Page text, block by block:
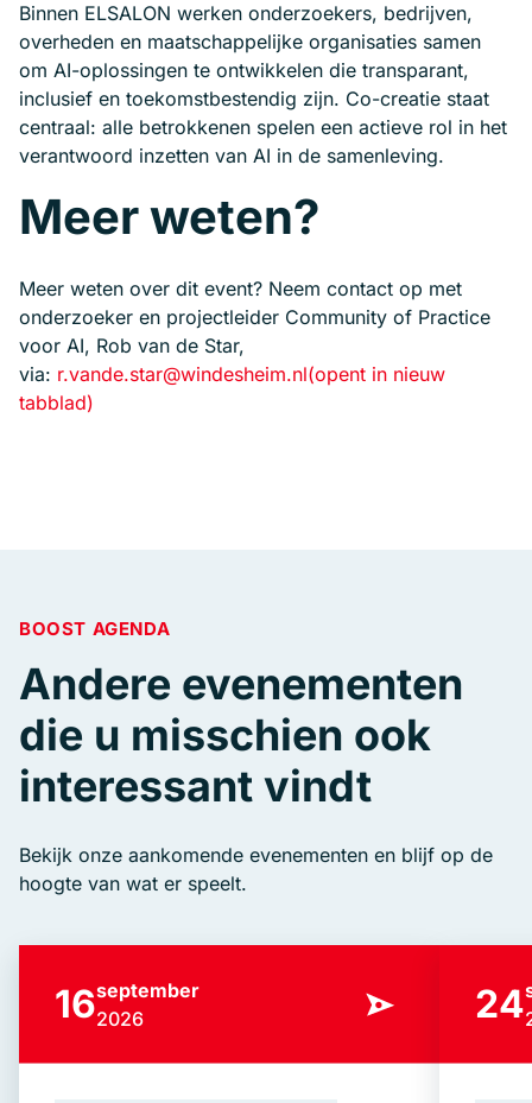
Binnen ELSALON werken onderzoekers, bedrijven,
overheden en maatschappelijke organisaties samen
om AI-oplossingen te ontwikkelen die transparant,
inclusief en toekomstbestendig zijn. Co-creatie staat
centraal: alle betrokkenen spelen een actieve rol in het
verantwoord inzetten van AI in de samenleving.
Meer weten?
Meer weten over dit event? Neem contact op met
onderzoeker en projectleider Community of Practice
voor AI, Rob van de Star,
via: r.vande.star@windesheim.nl(opent in nieuw
tabblad)
BOOST AGENDA
Andere evenementen
die u misschien ook
interessant vindt
Bekijk onze aankomende evenementen en blijf op de
hoogte van wat er speelt.
16september
2026
24